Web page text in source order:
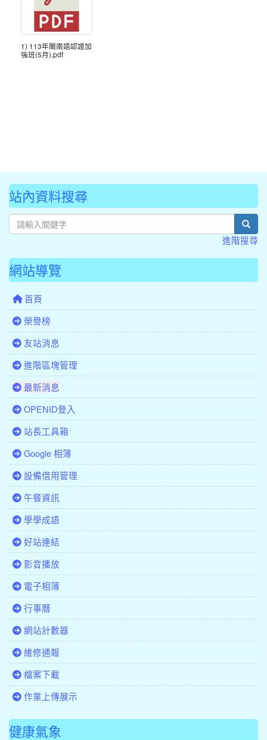
1) 113年閩南語認證加
強班(5月).pdf
站內資料搜尋
進階搜尋
網站導覽
首頁
榮譽榜
友站消息
進階區塊管理
最新消息
OPENID登入
站長工具箱
Google 相簿
設備借用管理
午餐資訊
學學成語
好站連結
影音播放
電子相簿
行事曆
網站計數器
維修通報
檔案下載
作業上傳展示
健康氣象